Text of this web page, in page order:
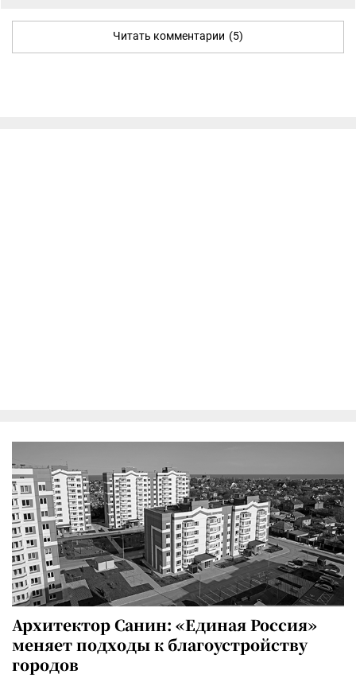
Читать комментарии (5)
Архитектор Санин: «Единая Россия»
меняет подходы к благоустройству
городов